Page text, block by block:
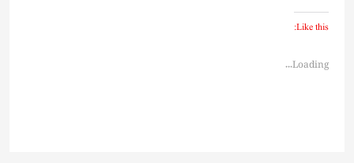
Like this:
Loading...